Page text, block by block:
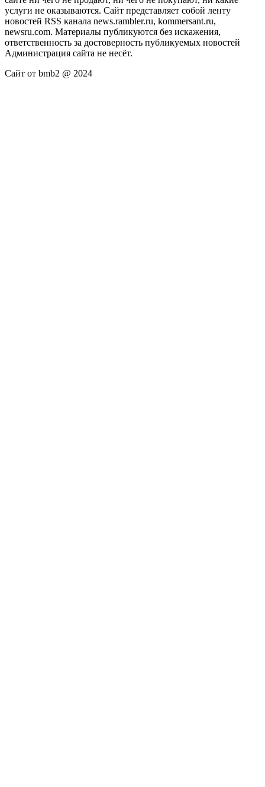
услуги не оказываются. Сайт представляет собой ленту
новостей RSS канала news.rambler.ru, kommersant.ru,
newsru.com. Материалы публикуются без искажения,
ответственность за достоверность публикуемых новостей
Администрация сайта не несёт.
Сайт от bmb2 @ 2024